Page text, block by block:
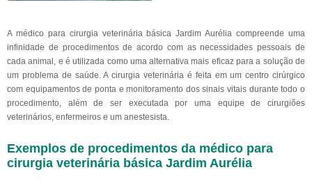
A médico para cirurgia veterinária básica Jardim Aurélia compreende uma
infinidade de procedimentos de acordo com as necessidades pessoais de
cada animal, e é utilizada como uma alternativa mais eficaz para a solução de
um problema de saúde. A cirurgia veterinária é feita em um centro cirúrgico
com equipamentos de ponta e monitoramento dos sinais vitais durante todo o
procedimento, além de ser executada por uma equipe de cirurgiões
veterinários, enfermeiros e um anestesista.
Exemplos de procedimentos da médico para
cirurgia veterinária básica Jardim Aurélia